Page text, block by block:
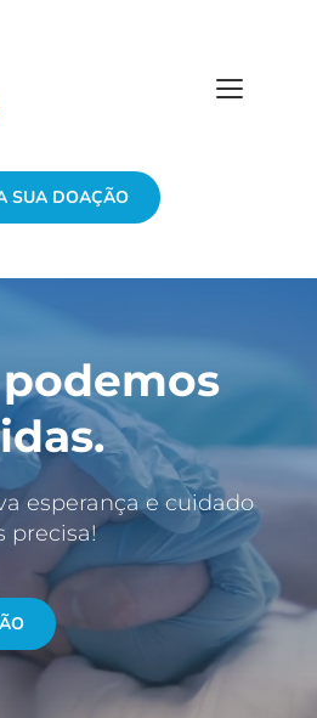
SUA DOAÇÃO
esperança e cuidado
precisa!